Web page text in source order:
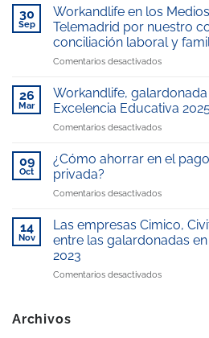
Escuela
Infantil
del
Hospital
Universitario
Juan
Carlos,
gestionada
por
reconocida
escuela
de
la
30
Sep
Workandlife en los
Telemadrid por nuestro
conciliación laboral y
Comentarios desactivadosen
en
los
Medios:
Telemadrid
compromiso
la
conciliación
familiar
26
Mar
Workandlife,
Excelencia Educativa
Comentarios desactivadosen
galardonada
Premio
Educativa
2025
09
Oct
¿Cómo ahorrar en el
privada?
Comentarios desactivadosen
ahorrar
el
de
14
Nov
Las empresas Cimico,
entre las galardonadas
2023
Comentarios desactivadosen
Archivos